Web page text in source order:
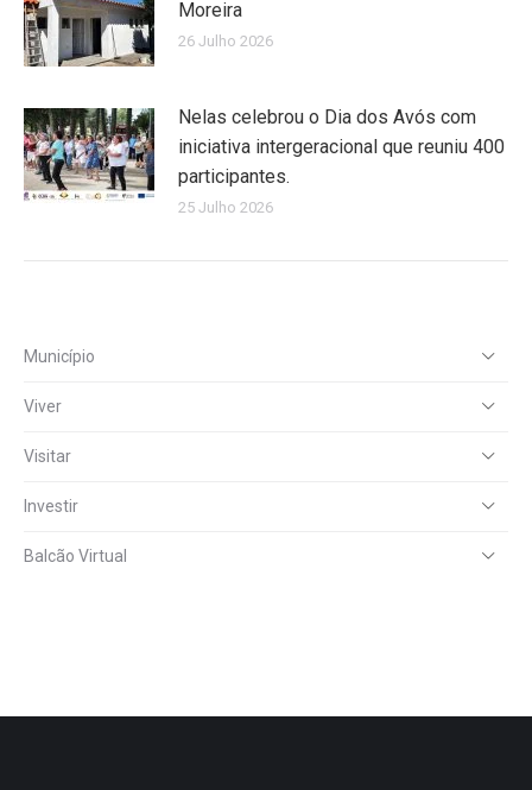
Moreira
26 Julho 2026
Nelas celebrou o Dia dos Avós com
iniciativa intergeracional que reuniu 400
participantes.
25 Julho 2026
Município
Viver
Visitar
Investir
Balcão Virtual